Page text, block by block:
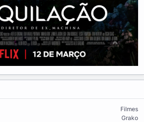
Filmes
Grako